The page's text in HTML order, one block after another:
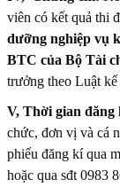
viên có kết quả thi
dưỡng nghiệp vụ
BTC của Bộ Tài
trưởng theo Luật
V, Thời gian đăng
chức, đơn vị và cá
phiếu đăng kí qua
hoặc qua sđt 0983